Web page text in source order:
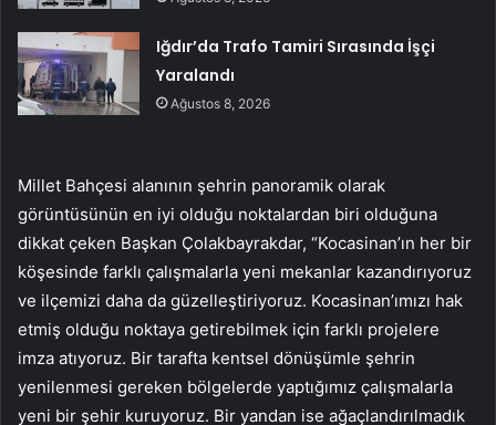
Iğdır’da Trafo Tamiri Sırasında İşçi
Yaralandı
Ağustos 8, 2026
Millet Bahçesi alanının şehrin panoramik olarak
görüntüsünün en iyi olduğu noktalardan biri olduğuna
dikkat çeken Başkan Çolakbayrakdar, “Kocasinan’ın her bir
köşesinde farklı çalışmalarla yeni mekanlar kazandırıyoruz
ve ilçemizi daha da güzelleştiriyoruz. Kocasinan’ımızı hak
etmiş olduğu noktaya getirebilmek için farklı projelere
imza atıyoruz. Bir tarafta kentsel dönüşümle şehrin
yenilenmesi gereken bölgelerde yaptığımız çalışmalarla
yeni bir şehir kuruyoruz. Bir yandan ise ağaçlandırılmadık